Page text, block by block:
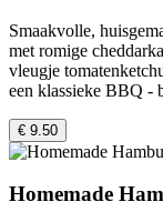
Smaakvolle,
met romige
vleugje
een klassieke BBQ -
€ 9.50
Homemade